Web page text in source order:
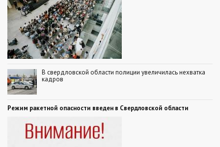
В свердловской области полиции увеличилась нехватка
кадров
Режим ракетной опасности введен в Свердловской области